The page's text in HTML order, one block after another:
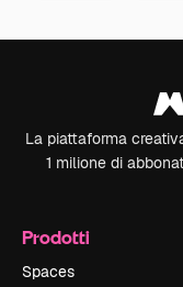
La piattaforma
1 milione di
Prodotti
Spaces